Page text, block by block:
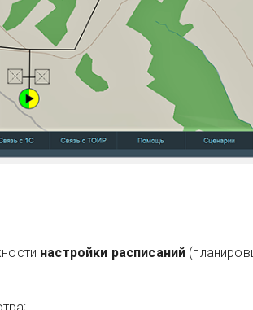
настройки расписаний